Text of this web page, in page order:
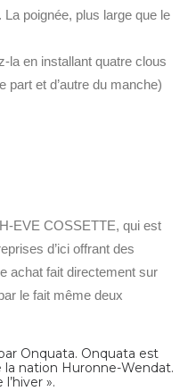
poignée, plus large que le
la en installant quatre clous
part et d’autre du manche)
EVE COSSETTE, qui est
d’ici offrant des
achat fait directement sur
le fait même deux
Onquata. Onquata est
nation Huronne-Wendat.
».